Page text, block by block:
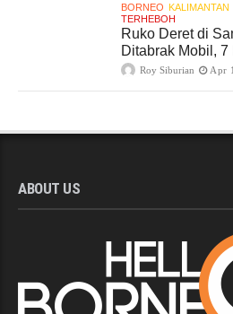
BORNEO KALIMANTAN
TERHEBOH
Ruko Deret di
Ditabrak Mobil,
Roy Siburian Apr
ABOUT US